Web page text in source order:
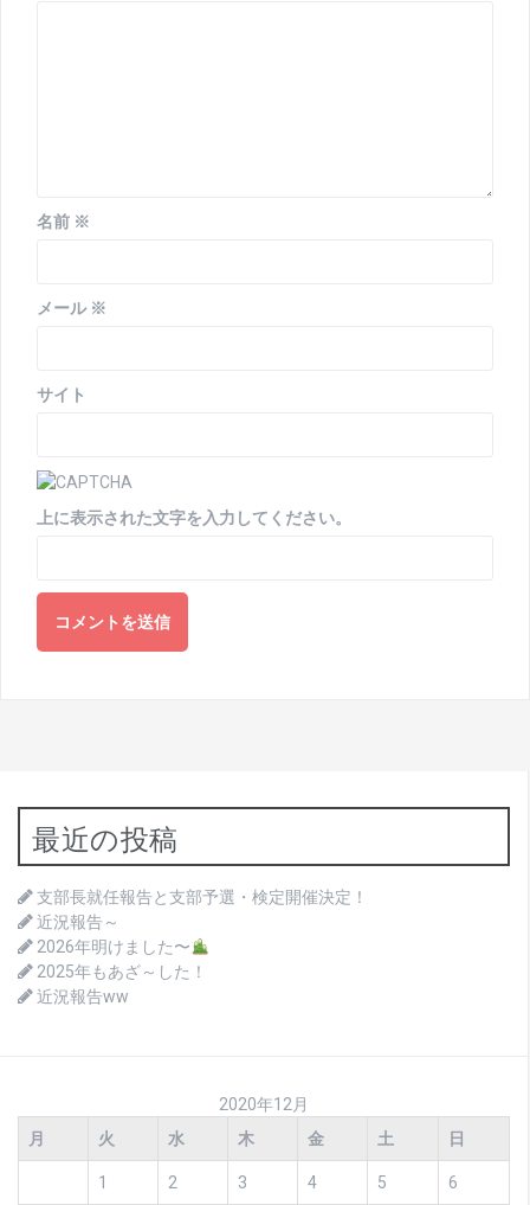
名前 ※
メール ※
サイト
上に表示された文字を入力してください。
最近の投稿
支部長就任報告と支部予選・検定開催決定！
近況報告～
2026年明けました〜
2025年もあざ～した！
近況報告ww
2020年12月
月
火 水 木 金 土 日
1 2 3 4 5 6